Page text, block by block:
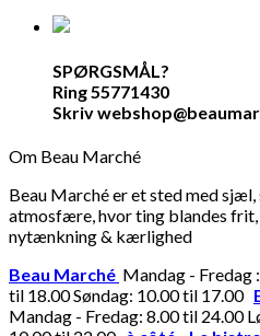
SPØRGSMÅL?
Ring 55771430
Skriv
Om Beau Marché
Beau Marché er et sted med
atmosfære, hvor ting blandes
nytænkning & kærlighed
Beau Marché Mandag - Fredag
til 18.00 Søndag: 10.00 til 17.00
Mandag - Fredag: 8.00 til 24.00